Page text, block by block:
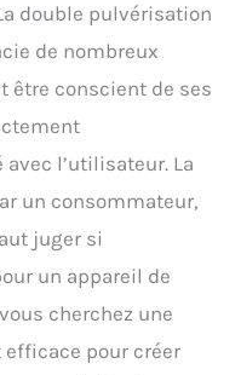
double pulvérisation
de nombreux
être conscient de ses
l’utilisateur. La
un consommateur,
juger si
un appareil de
cherchez une
efficace pour créer